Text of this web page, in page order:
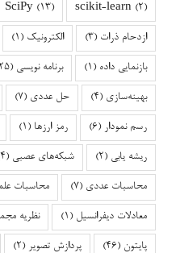
scikit-learn (2)
SciPy (13)
ازدحام ذرات (3) الکترونیک (1)
بازنمایی داده (1) برنامه نویسی (25)
بهینه‌سازی (4) حل عددی (7)
رسم نمودار (6) رمز ارزها (1)
ریشه یابی (2) شبکه‌های عصبی (4)
محاسبات عددی (7) محاسبات
معادلات دیفرانسیل (1) نظریه
پایتون (46) پردازش تصویر (2)